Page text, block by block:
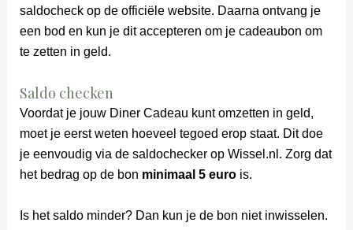
saldocheck op de officiële website. Daarna ontvang je
een bod en kun je dit accepteren om je cadeaubon om
te zetten in geld.
Saldo checken
Voordat je jouw Diner Cadeau kunt omzetten in geld,
moet je eerst weten hoeveel tegoed erop staat. Dit doe
je eenvoudig via de saldochecker op Wissel.nl. Zorg dat
het bedrag op de bon minimaal 5 eurois.
Is het saldo minder? Dan kun je de bon niet inwisselen.